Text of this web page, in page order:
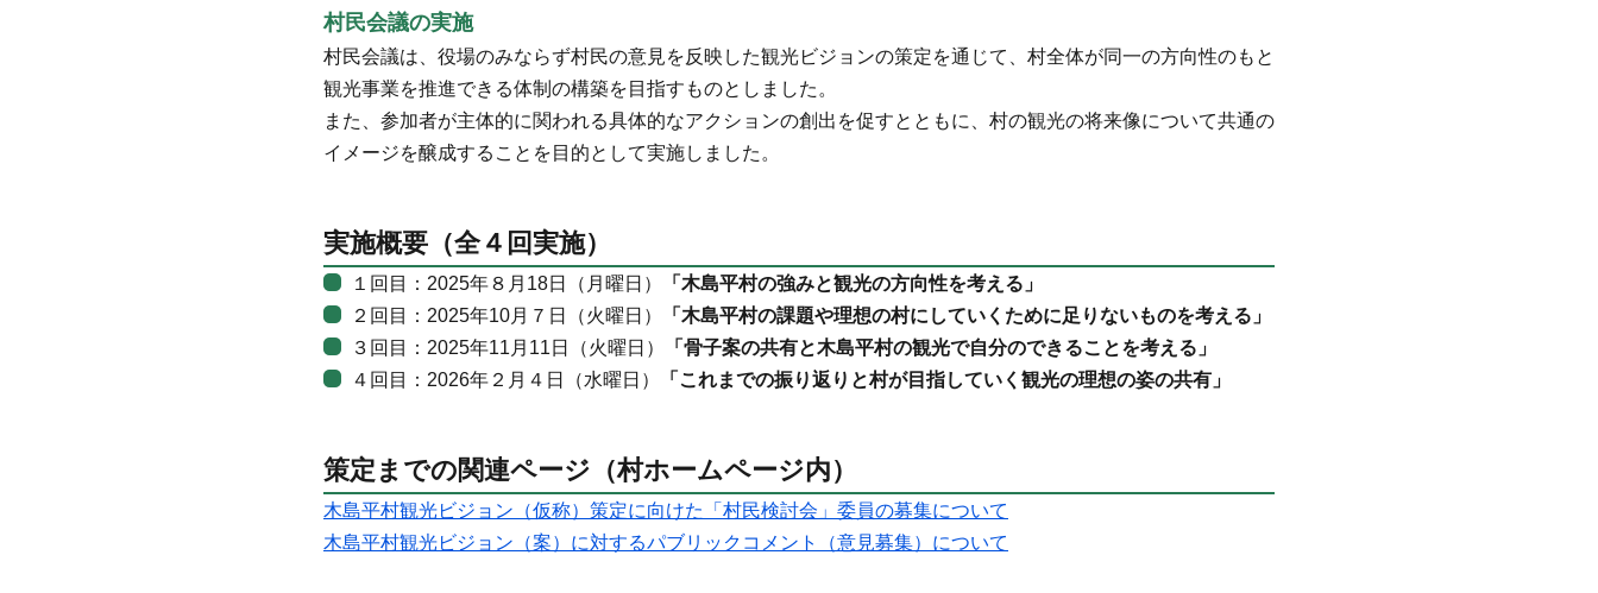
村民会議の実施
村民会議は、役場のみならず村民の意見を反映した観光ビジョンの策定を通じて、村全体が同一の方向性のもと
観光事業を推進できる体制の構築を目指すものとしました。
また、参加者が主体的に関われる具体的なアクションの創出を促すとともに、村の観光の将来像について共通の
イメージを醸成することを目的として実施しました。
実施概要（全４回実施）
１回目：2025年８月18日（月曜日）
「木島平村の強みと観光の方向性を考える」
２回目：2025年10月７日（火曜日）
「木島平村の課題や理想の村にしていくために足りないものを考える」
３回目：2025年11月11日（火曜日）
「骨子案の共有と木島平村の観光で自分のできることを考える」
４回目：2026年２月４日（水曜日）
「これまでの振り返りと村が目指していく観光の理想の姿の共有」
策定までの関連ページ（村ホームページ内）
木島平村観光ビジョン（仮称）策定に向けた「村民検討会」委員の募集について
木島平村観光ビジョン（案）に対するパブリックコメント（意見募集）について